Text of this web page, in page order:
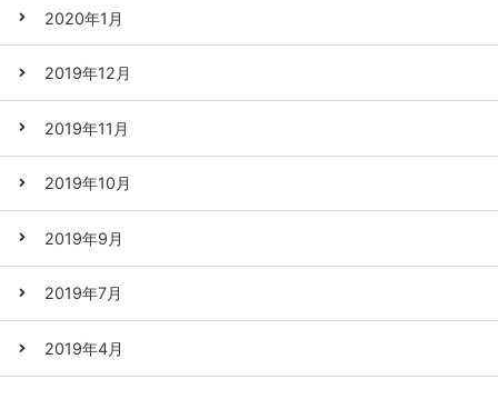
2020年1月
2019年12月
2019年11月
2019年10月
2019年9月
2019年7月
2019年4月